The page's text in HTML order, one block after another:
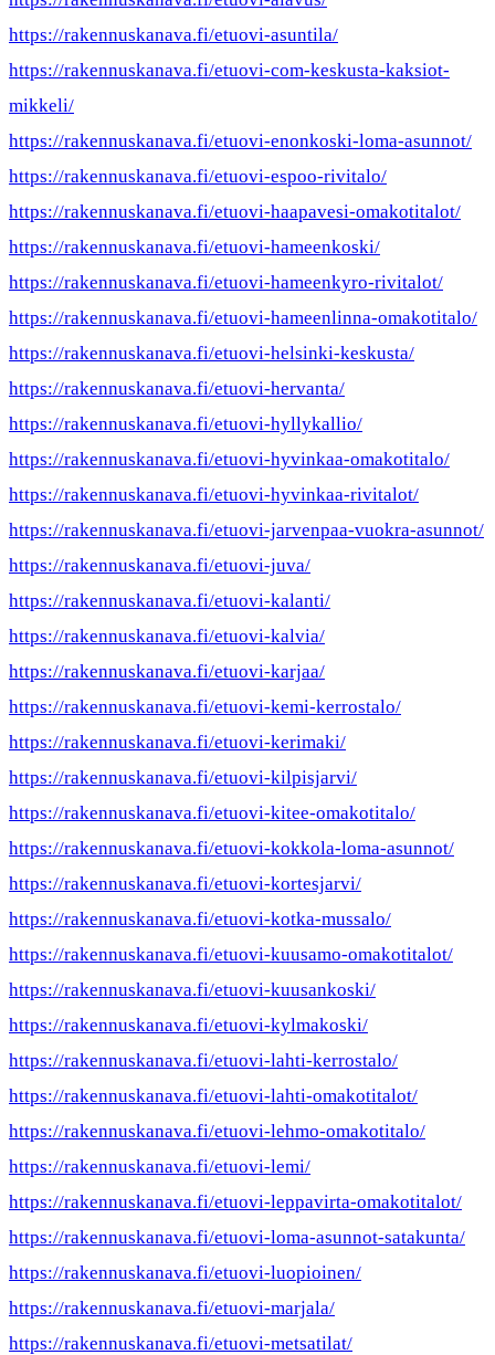
https://rakennuskanava.fi/etuovi-asuntila/
https://rakennuskanava.fi/etuovi-com-keskusta-kaksiot-
mikkeli/
https://rakennuskanava.fi/etuovi-enonkoski-loma-asunnot/
https://rakennuskanava.fi/etuovi-espoo-rivitalo/
https://rakennuskanava.fi/etuovi-haapavesi-omakotitalot/
https://rakennuskanava.fi/etuovi-hameenkoski/
https://rakennuskanava.fi/etuovi-hameenkyro-rivitalot/
https://rakennuskanava.fi/etuovi-hameenlinna-omakotitalo/
https://rakennuskanava.fi/etuovi-helsinki-keskusta/
https://rakennuskanava.fi/etuovi-hervanta/
https://rakennuskanava.fi/etuovi-hyllykallio/
https://rakennuskanava.fi/etuovi-hyvinkaa-omakotitalo/
https://rakennuskanava.fi/etuovi-hyvinkaa-rivitalot/
https://rakennuskanava.fi/etuovi-jarvenpaa-vuokra-asunnot/
https://rakennuskanava.fi/etuovi-juva/
https://rakennuskanava.fi/etuovi-kalanti/
https://rakennuskanava.fi/etuovi-kalvia/
https://rakennuskanava.fi/etuovi-karjaa/
https://rakennuskanava.fi/etuovi-kemi-kerrostalo/
https://rakennuskanava.fi/etuovi-kerimaki/
https://rakennuskanava.fi/etuovi-kilpisjarvi/
https://rakennuskanava.fi/etuovi-kitee-omakotitalo/
https://rakennuskanava.fi/etuovi-kokkola-loma-asunnot/
https://rakennuskanava.fi/etuovi-kortesjarvi/
https://rakennuskanava.fi/etuovi-kotka-mussalo/
https://rakennuskanava.fi/etuovi-kuusamo-omakotitalot/
https://rakennuskanava.fi/etuovi-kuusankoski/
https://rakennuskanava.fi/etuovi-kylmakoski/
https://rakennuskanava.fi/etuovi-lahti-kerrostalo/
https://rakennuskanava.fi/etuovi-lahti-omakotitalot/
https://rakennuskanava.fi/etuovi-lehmo-omakotitalo/
https://rakennuskanava.fi/etuovi-lemi/
https://rakennuskanava.fi/etuovi-leppavirta-omakotitalot/
https://rakennuskanava.fi/etuovi-loma-asunnot-satakunta/
https://rakennuskanava.fi/etuovi-luopioinen/
https://rakennuskanava.fi/etuovi-marjala/
https://rakennuskanava.fi/etuovi-metsatilat/